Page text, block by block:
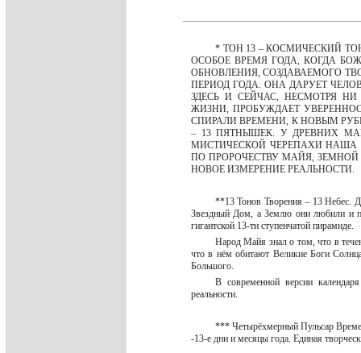
* ТОН 13 – КОСМИЧЕСКИЙ
ОСОБОЕ ВРЕМЯ ГОДА, КОГДА
ОБНОВЛЕНИЯ, СОЗДАВАЕМОГО
ПЕРИОД ГОДА. ОНА ДАРУЕТ
ЗДЕСЬ И СЕЙЧАС, НЕСМОТРЯ
ЖИЗНИ, ПРОБУЖДАЕТ
СПИРАЛИ ВРЕМЕНИ, К НОВЫМ
– 13 ПЯТНЫШЕК. У ДРЕВНИХ
МИСТИЧЕСКОЙ ЧЕРЕПАХИ НАША
ПО ПРОРОЧЕСТВУ МАЙЯ,
НОВОЕ ИЗМЕРЕНИЕ РЕАЛЬНОСТИ.
**13 Тонов Творения – 13 Небес.
Звездный Дом, а Землю они любили и
гигантской 13-ти ступенчатой пирамиде.
Народ Майя знал о том, что в
что в нём обитают Великие Боги
Большого.
В современной версии
реальности.
*** Четырёхмерный Пульсар
-13-е дни и месяцы года. Единая